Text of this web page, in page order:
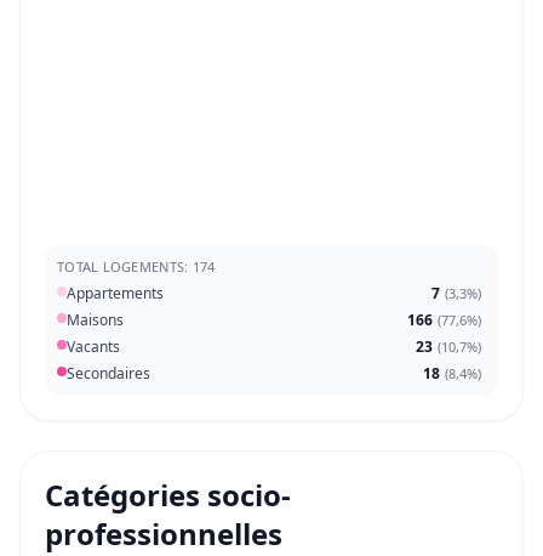
TOTAL LOGEMENTS: 174
Appartements 7 (3,3%)
Maisons 166 (77,6%)
Vacants 23 (10,7%)
Secondaires 18 (8,4%)
Catégories socio-
professionnelles